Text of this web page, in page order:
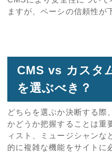
ますが、ペーシの信頼性が
CMS vs カスタ
を選ぶべき？
どちらを選ぶか決断する際
かどうか把握することは重
ィスト、ミュージシャンな
的に複雑な機能をサイトに